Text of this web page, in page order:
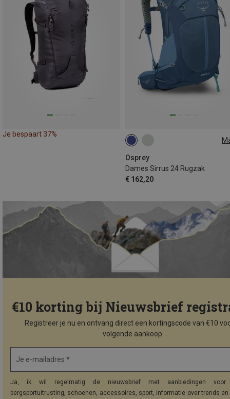
Je bespaart 37%
Osprey
Dames Sirrus 24 Rugzak
€ 162,20
24L
€10 korting bij Nieuwsbrief
Registreer je nu en ontvang direct een kortingscode van €10
volgende aankoop.
Je e-mailadres *
Ja, ik wil regelmatig de nieuwsbrief met aanbiedingen voor
bergsportuitrusting, schoenen, accessoires, sport, informatie over trends